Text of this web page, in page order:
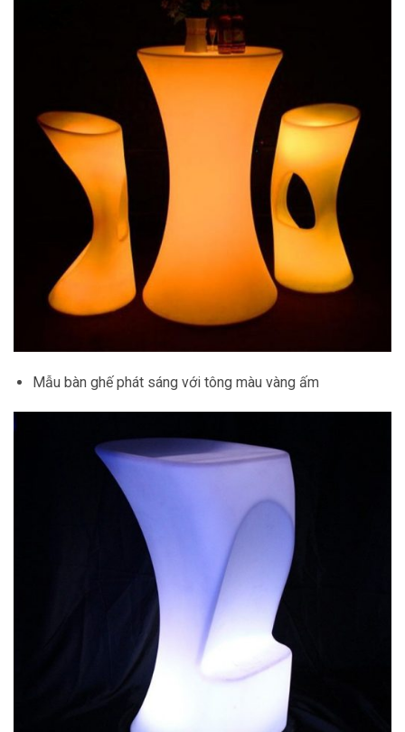
Mẫu bàn ghế phát sáng với tông màu vàng ấm